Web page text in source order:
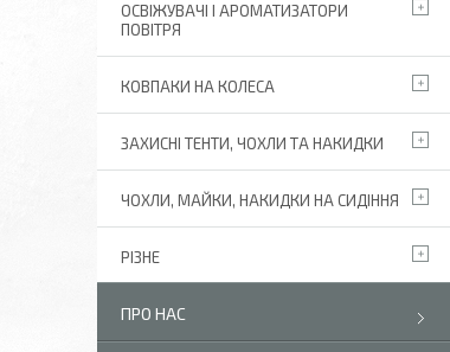
ОСВІЖУВАЧІ І АРОМАТИЗАТОРИ
ПОВІТРЯ
КОВПАКИ НА КОЛЕСА
ЗАХИСНІ ТЕНТИ, ЧОХЛИ ТА НАКИДКИ
ЧОХЛИ, МАЙКИ, НАКИДКИ НА СИДІННЯ
РІЗНЕ
ПРО НАС